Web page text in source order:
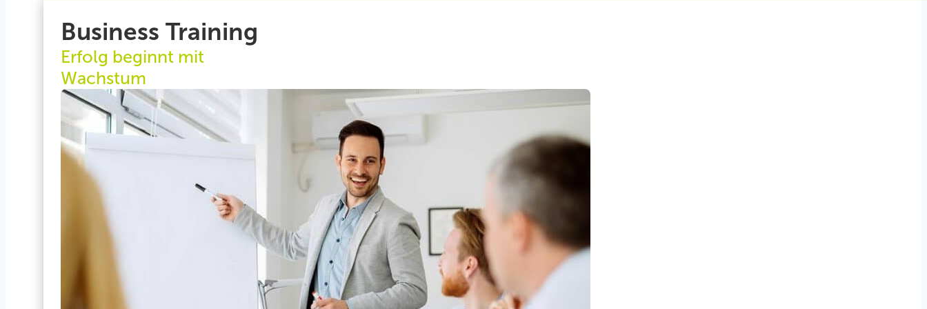
Business Training
Erfolg beginnt mit
Wachstum